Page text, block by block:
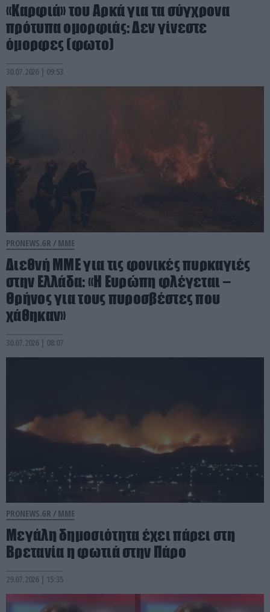
«Καρφιά» του Αρκά για τα σύγχρονα
πρότυπα ομορφιάς: Δεν γίνεστε
όμορφες (φωτο)
30.07.2026 | 09:53
PRONEWS.GR / ΜΜΕ
Διεθνή ΜΜΕ για τις φονικές πυρκαγιές
στην Ελλάδα: «Η Ευρώπη φλέγεται –
Θρήνος για τους πυροσβέστες που
χάθηκαν»
30.07.2026 | 08:07
PRONEWS.GR / ΜΜΕ
Μεγάλη δημοσιότητα έχει πάρει στη
Βρετανία η φωτιά στην Πάρο
29.07.2026 | 15:35